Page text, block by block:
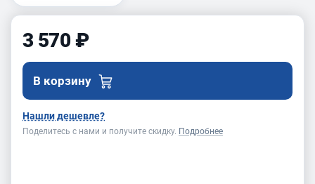
3 570 ₽
В корзину
Нашли дешевле?
Поделитесь с нами и получите скидку. Подробнее